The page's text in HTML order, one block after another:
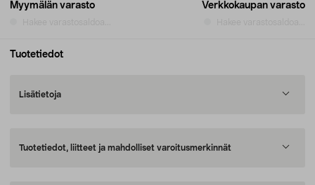
Myymälän varasto Verkkokaupan varasto
Tuotetiedot
Lisätietoja
Tuotetiedot, liitteet ja mahdolliset varoitusmerkinnät